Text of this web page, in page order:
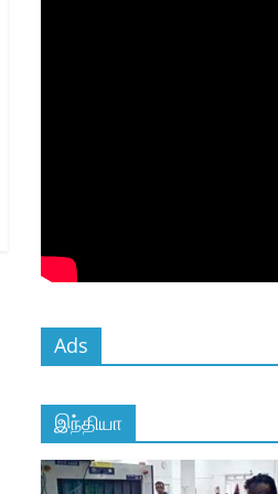
Ads
இந்தியா